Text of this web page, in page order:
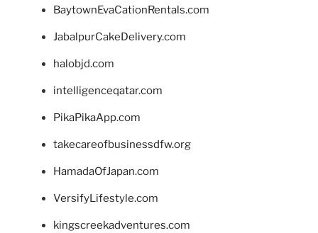
BaytownEvaCationRentals.com
JabalpurCakeDelivery.com
halobjd.com
intelligenceqatar.com
PikaPikaApp.com
takecareofbusinessdfw.org
HamadaOfJapan.com
VersifyLifestyle.com
kingscreekadventures.com